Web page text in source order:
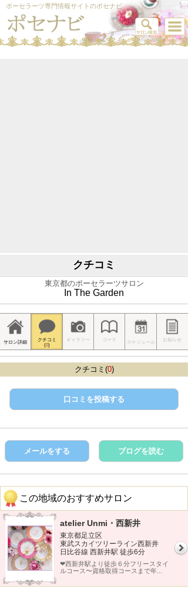
ポーセラーツ専門情報サイトのポセナビ
クチコミ
東京都のポーセラーツサロン
In The Garden
サロン詳細
クチコミ
(0)
ギャラリー コース スケジュール お知らせ
クチコミ(0)
口コミを投稿する
メールをする ブログを読む
この地域のおすすめサロン
atelier Unmi・西新井
東京都足立区
東武スカイツリーライン西新井
日比谷線 西新井駅 徒歩6分
❤︎西新井駅より徒歩６分フリースタイ
ルコース〜資格取得コースまで年...